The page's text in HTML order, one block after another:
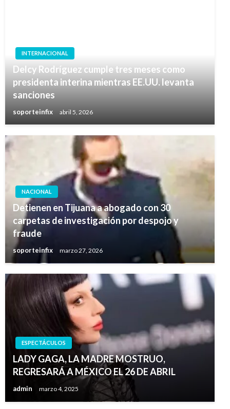
INTERNACIONAL
Delcy Rodríguez cumple tres meses como
presidenta interina mientras EE.UU. levanta
sanciones
soporteinfix abril 5, 2026
NACIONAL
Detienen en Tijuana a abogado con 30
carpetas de investigación por despojo y
fraude
soporteinfix marzo 27, 2026
ESPECTÁCULOS
LADY GAGA, LA MADRE MOSTRUO,
REGRESARÁ A MÉXICO EL 26 DE ABRIL
admin marzo 4, 2025